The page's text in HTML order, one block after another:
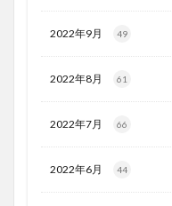
2022年9月 49
2022年8月 61
2022年7月 66
2022年6月 44